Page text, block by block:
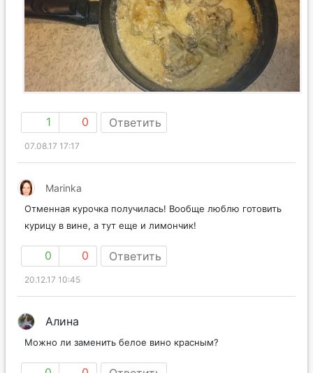
1 0 Ответить
07.08.17 17:17
Marinka
Отменная курочка получилась! Вообще люблю готовить
курицу в вине, а тут еще и лимончик!
0 0 Ответить
20.12.17 10:45
Алина
Можно ли заменить белое вино красным?